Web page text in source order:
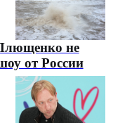
не
от России